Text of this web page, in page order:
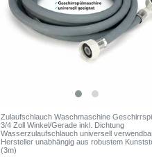
Zulaufschlauch Waschmaschine
3/4 Zoll Winkel/Gerade inkl. Dichtung
Wasserzulaufschlauch universell
Hersteller unabhängig aus robustem
(3m)